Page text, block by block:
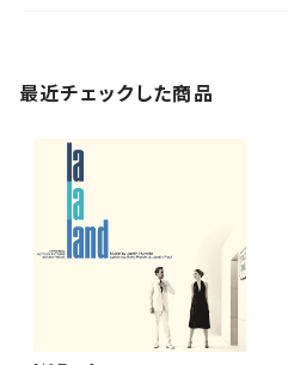
最近チェックした商品